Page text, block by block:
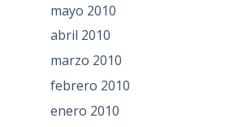
mayo 2010
abril 2010
marzo 2010
febrero 2010
enero 2010